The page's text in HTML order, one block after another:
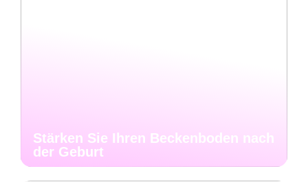
Stärken Sie Ihren Beckenboden nach
der Geburt